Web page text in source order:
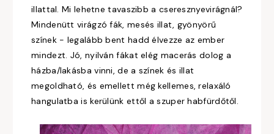
illattal. Mi lehetne tavaszibb a cseresznyevirágnál?
Mindenütt virágzó fák, mesés illat, gyönyörű
színek - legalább bent hadd élvezze az ember
mindezt. Jó, nyilván fákat elég macerás dolog a
házba/lakásba vinni, de a színek és illat
megoldható, és emellett még kellemes, relaxáló
hangulatba is kerülünk ettől a szuper habfürdőtől.